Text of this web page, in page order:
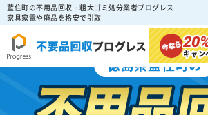
藍住町の不用品回収・粗大ゴミ処分業者プログレス
家具家電や廃品を格安で引取
キャン
徳島県藍住町の